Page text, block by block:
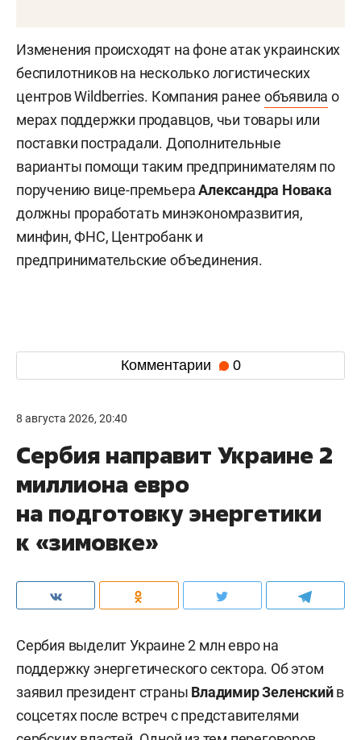
Изменения происходят на фоне атак украинских
беспилотников на несколько логистических
центров Wildberries. Компания ранее объявила о
мерах поддержки продавцов, чьи товары или
поставки пострадали. Дополнительные
варианты помощи таким предпринимателям по
поручению вице-премьераАлександра Новака
должны проработать минэкономразвития,
минфин, ФНС, Центробанк и
предпринимательские объединения.
Комментарии 0
8 августа 2026, 20:40
Сербия направит Украине 2
миллиона евро
на подготовку энергетики
к «зимовке»
Сербия выделит Украине 2 млн евро на
поддержку энергетического сектора. Об этом
заявил президент страны Владимир Зеленскийв
соцсетях после встреч с представителями